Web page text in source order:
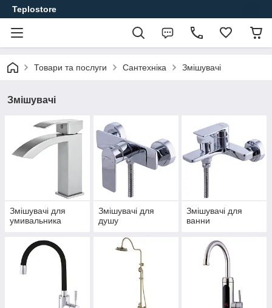
Teplostore
Товари та послуги Сантехніка Змішувачі
Змішувачі
Змішувачі для
умивальника
Змішувачі для
душу
Змішувачі для
ванни